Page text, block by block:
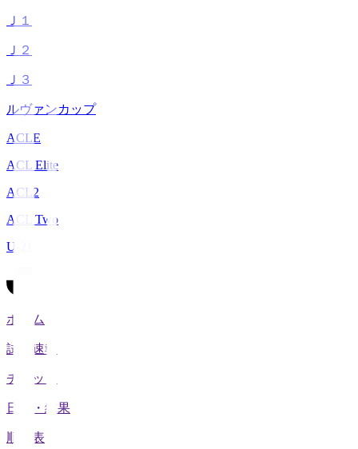
Ｊ１
Ｊ２
Ｊ３
ルヴァンカップ
ACLE
ACL Elite
ACL2
ACL Two
U-21
ホーム
試合速報
チケット
日程・結果
順位表